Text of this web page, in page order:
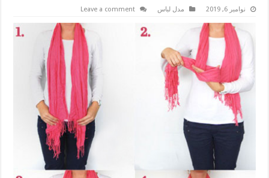
نوامبر 6, 2019 مدل لباس Leave a comment